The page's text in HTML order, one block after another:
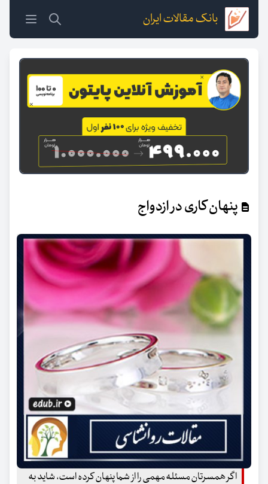
بانک مقالات ایران
پنهان کاری در ازدواج
اگر همسرتان مسئله مهمی را از شما پنهان کرده است، شاید به